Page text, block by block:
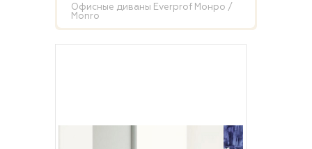
Офисные диваны Everprof Монро /
Monro